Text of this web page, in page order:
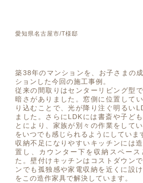
愛知県名古屋市/T様邸
築38年のマンションを、お子さまの
ションした今回の施工事例。
従来の間取りはセンターリビング型
暗さがありました。窓側に位置して
り込むことで、光が降り注ぐ明るい
ました。さらにLDKには書斎や子ど
とにより、家族が別々の作業をして
をいつでも感じられるようにしていま
収納不足になりやすいキッチンには
置し、カウンター下を収納スペース
た。壁付けキッチンはコストダウン
ンでも孤独感や家電収納を近くに設
をこの造作家具で解決しています。